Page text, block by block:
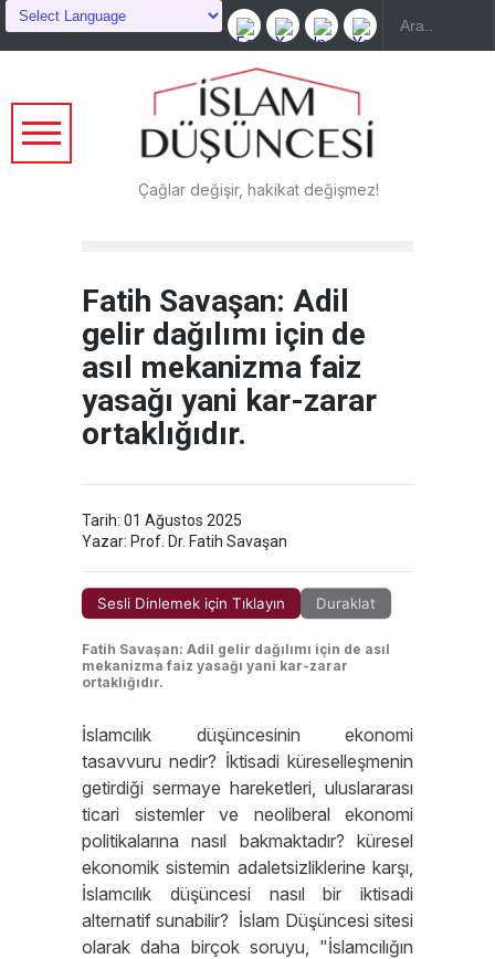
Çağlar değişir, hakikat değişmez!
Fatih Savaşan: Adil
gelir dağılımı için de
asıl mekanizma faiz
yasağı yani kar-zarar
ortaklığıdır.
Tarih: 01 Ağustos 2025
Yazar: Prof. Dr. Fatih Savaşan
Sesli Dinlemek için Tıklayın Duraklat
Fatih Savaşan: Adil gelir dağılımı için de asıl
mekanizma faiz yasağı yani kar-zarar
ortaklığıdır.
İslamcılık düşüncesinin ekonomi
tasavvuru nedir? İktisadi küreselleşmenin
getirdiği sermaye hareketleri, uluslararası
ticari sistemler ve neoliberal ekonomi
politikalarına nasıl bakmaktadır? küresel
ekonomik sistemin adaletsizliklerine karşı,
İslamcılık düşüncesi nasıl bir iktisadi
alternatif sunabilir? İslam Düşüncesi sitesi
olarak daha birçok soruyu, "İslamcılığın